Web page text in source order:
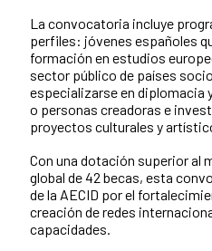
La convocatoria incluye
perfiles: jóvenes españoles
formación en estudios
sector público de países
especializarse en diplomacia
o personas creadoras e
proyectos culturales y
Con una dotación superior al
global de 42 becas, esta
de la AECID por el
creación de redes
capacidades.